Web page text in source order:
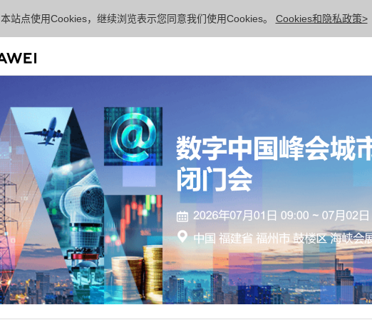
本站点使用Cookies，继续浏览表示您同意我们使用Cookies。 Cookies和隐私政策>